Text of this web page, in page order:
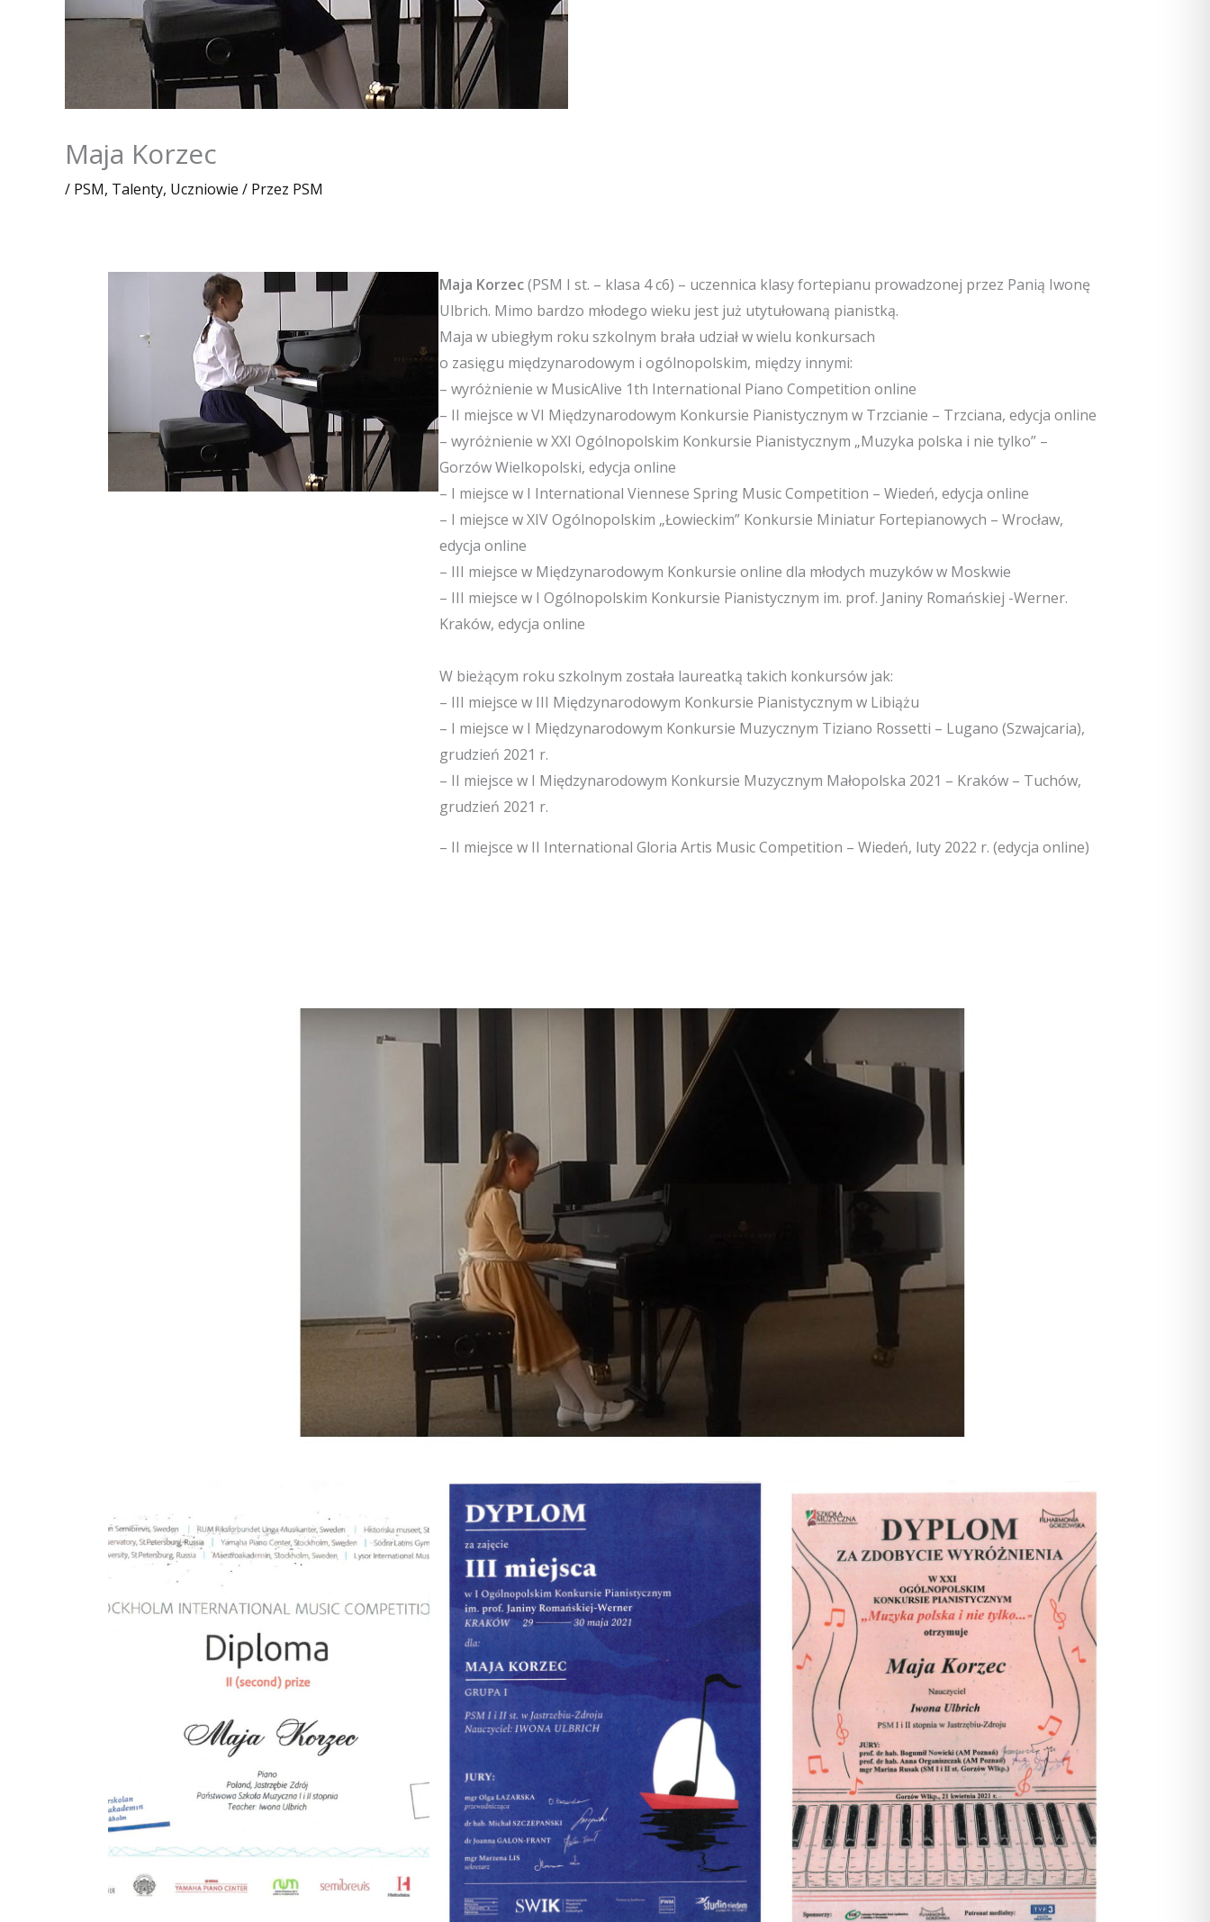
Maja Korzec
/ PSM, Talenty, Uczniowie / Przez PSM
Maja Korzec(PSM I st. – klasa 4 c6) – uczennica klasy fortepianu prowadzonej przez Panią Iwonę
Ulbrich. Mimo bardzo młodego wieku jest już utytułowaną pianistką.
Maja w ubiegłym roku szkolnym brała udział w wielu konkursach
o zasięgu międzynarodowym i ogólnopolskim, między innymi:
– wyróżnienie w MusicAlive 1th International Piano Competition online
– II miejsce w VI Międzynarodowym Konkursie Pianistycznym w Trzcianie – Trzciana, edycja online
– wyróżnienie w XXI Ogólnopolskim Konkursie Pianistycznym „Muzyka polska i nie tylko” –
Gorzów Wielkopolski, edycja online
– I miejsce w I International Viennese Spring Music Competition – Wiedeń, edycja online
– I miejsce w XIV Ogólnopolskim „Łowieckim” Konkursie Miniatur Fortepianowych – Wrocław,
edycja online
– III miejsce w Międzynarodowym Konkursie online dla młodych muzyków w Moskwie
– III miejsce w I Ogólnopolskim Konkursie Pianistycznym im. prof. Janiny Romańskiej -Werner.
Kraków, edycja online
W bieżącym roku szkolnym została laureatką takich konkursów jak:
– III miejsce w III Międzynarodowym Konkursie Pianistycznym w Libiążu
– I miejsce w I Międzynarodowym Konkursie Muzycznym Tiziano Rossetti – Lugano (Szwajcaria),
grudzień 2021 r.
– II miejsce w I Międzynarodowym Konkursie Muzycznym Małopolska 2021 – Kraków – Tuchów,
grudzień 2021 r.
– II miejsce w II International Gloria Artis Music Competition – Wiedeń, luty 2022 r. (edycja online)